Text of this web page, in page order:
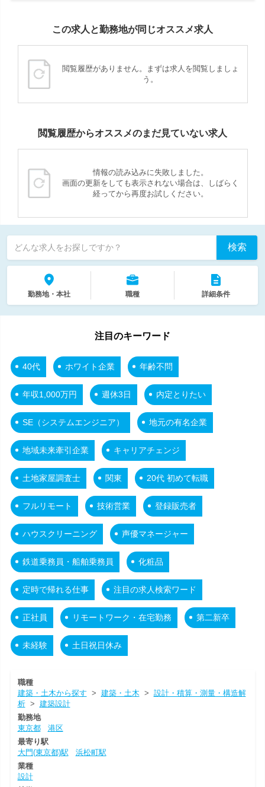
この求人と勤務地が同じオススメ求人
閲覧履歴がありません。まずは求人を閲覧しましょ
う。
閲覧履歴からオススメのまだ見ていない求人
情報の読み込みに失敗しました。
画面の更新をしても表示されない場合は、しばらく
経ってから再度お試しください。
どんな求人をお探しですか？ 検索
勤務地・本社 職種 詳細条件
注目のキーワード
40代 ホワイト企業 年齢不問
年収1,000万円 週休3日 内定とりたい
SE（システムエンジニア） 地元の有名企業
地域未来牽引企業 キャリアチェンジ
土地家屋調査士 関東 20代 初めて転職
フルリモート 技術営業 登録販売者
ハウスクリーニング 声優マネージャー
鉄道乗務員・船舶乗務員 化粧品
定時で帰れる仕事 注目の求人検索ワード
正社員 リモートワーク・在宅勤務 第二新卒
未経験 土日祝日休み
職種
建築・土木から探す > 建築・土木 > 設計・積算・測量・構造解
析> 建築設計
勤務地
東京都
港区
最寄り駅
大門(東京都)駅
浜松町駅
業種
設計